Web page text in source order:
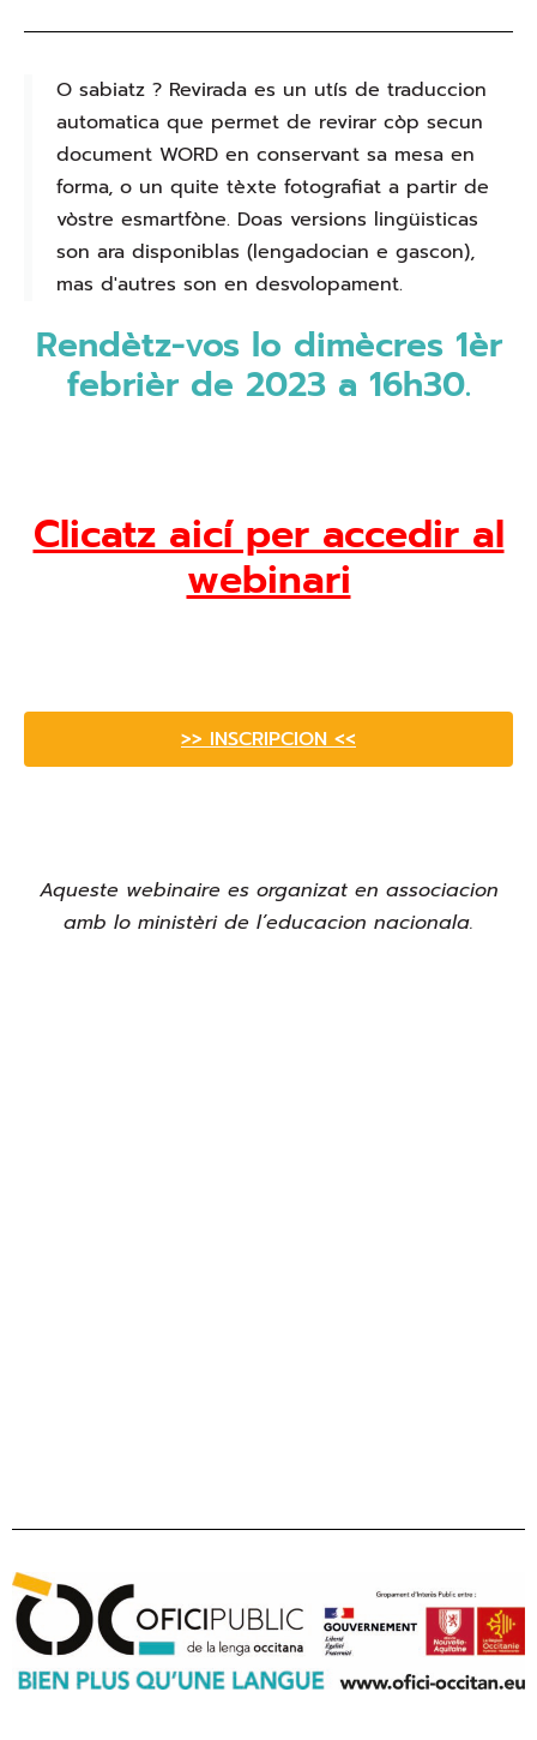
O sabiatz ? Revirada es un utís de traduccion
automatica que permet de revirar còp secun
document WORD en conservant sa mesa en
forma, o un quite tèxte fotografiat a partir de
vòstre esmartfòne. Doas versions lingüisticas
son ara disponiblas (lengadocian e gascon),
mas d'autres son en desvolopament.
Rendètz-vos lo dimècres 1èr
febrièr de 2023 a 16h30.
Clicatz aicí per accedir al
webinari
>> INSCRIPCION <<
Aqueste webinaire es organizat en associacion
amb lo ministèri de l’educacion nacionala.